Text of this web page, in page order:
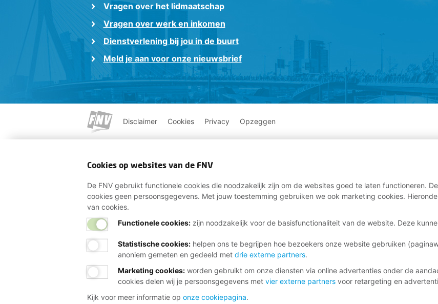
Vragen over het lidmaatschap
Vragen over werk en inkomen
Dienstverlening bij jou in de buurt
Meld je aan voor onze nieuwsbrief
Disclaimer Cookies Privacy Opzeggen
Cookies op websites van de FNV
De FNV gebruikt functionele cookies die noodzakelijk zijn om de websites goed te laten functioneren.
cookies geen persoonsgegevens. Met jouw toestemming gebruiken we ook marketing cookies.
van cookies.
Functionele cookies:zijn noodzakelijk voor de basisfunctionaliteit van de website. Deze
Statistische cookies: helpen ons te begrijpen hoe bezoekers onze website gebruiken
anoniem gemeten en gedeeld met drie externe partners.
Marketing cookies: worden gebruikt om onze diensten via online advertenties onder de
cookies delen wij je persoonsgegevens met vier externe partnersvoor retargeting en
Kijk voor meer informatie op onze cookiepagina.